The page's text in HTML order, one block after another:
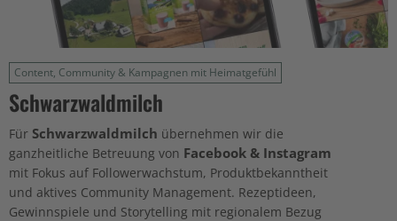
Content, Community & Kampagnen mit Heimatgefühl
Schwarzwaldmilch
Für Schwarzwaldmilch übernehmen wir die
ganzheitliche Betreuung von Facebook & Instagram
mit Fokus auf Followerwachstum, Produktbekanntheit
und aktives Community Management. Rezeptideen,
Gewinnspiele und Storytelling mit regionalem Bezug